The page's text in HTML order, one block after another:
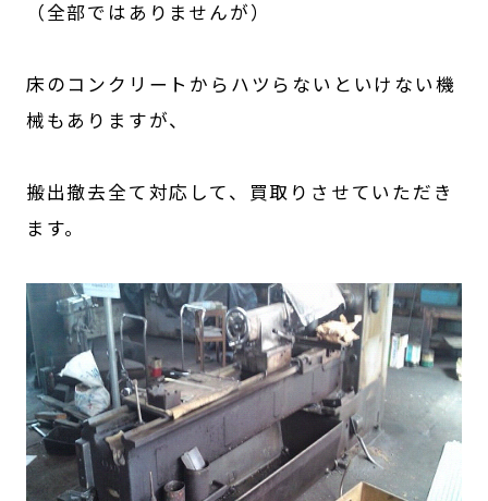
（全部ではありませんが）
床のコンクリートからハツらないといけない機
械もありますが、
搬出撤去全て対応して、買取りさせていただき
ます。